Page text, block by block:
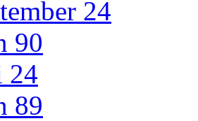
24
90
24
89